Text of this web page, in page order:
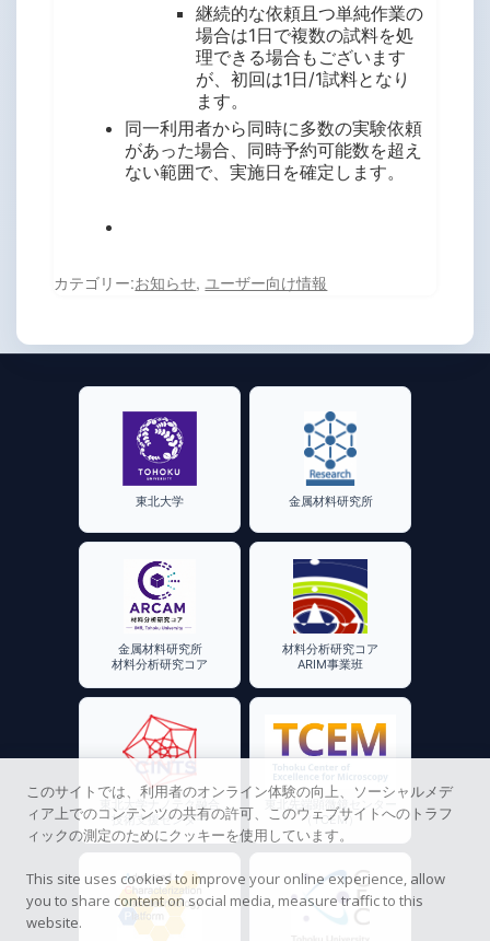
継続的な依頼且つ単純作業の
場合は1日で複数の試料を処
理できる場合もございます
が、初回は1日/1試料となり
ます。
同一利用者から同時に多数の実験依頼
があった場合、同時予約可能数を超え
ない範囲で、実施日を確定します。
カテゴリー:お知らせ, ユーザー向け情報
東北大学 金属材料研究所
金属材料研究所
材料分析研究コア
材料分析研究コア
ARIM事業班
東北大学ナノテク融合
技術支援センター
東北先端顕微鏡センター
（TCEM）
このサイトでは、利用者のオンライン体験の向上、ソーシャルメデ
ィア上でのコンテンツの共有の許可、このウェブサイトへのトラフ
ィックの測定のためにクッキーを使用しています。
This site uses cookies to improve your online experience, allow
you to share content on social media, measure traffic to this
website.